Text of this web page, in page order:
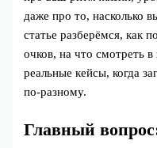
даже про то, насколько
статье разберёмся, как
очков, на что смотреть
реальные кейсы, когда
по‑разному.
Главный